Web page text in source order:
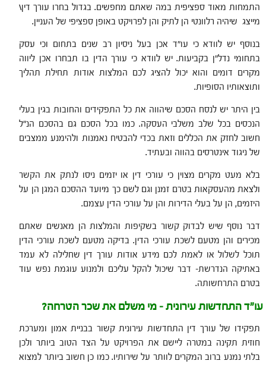
התמחות מאוד ספציפית במה שאתם מחפשים. בגדול בחרו עורך דין\
מייצג שיהיה רלוונטי הן לתיק והן לפרויקט באופן ספציפי של העניין.
בנוסף יש לוודא כי עו"ד אכן בעל ניסיון רב שנים בתחום וכי עסק
בתחומי נדל"ן בקביעות. יש לוודא כי עורך הדין בו תבחרו אכן ליווה
מקרים דומים והוא יכול להציג לכם המלצות אודות תחילת תהליך
ותוצאותיו הסופיות.
בין היתר יש לנסח הסכם שיהווה את כל התפקידים והחובות בגין בעלי
הנכסים בכל שלב משלבי העסקה. כמו בכל הסכם גם בהסכם הנ"ל
חשוב לחזק את הכללים וזאת בכדי להבטיח נאמנות ולהימנע ממצבים
של ניגוד אינטרסים בהווה ובעתיד.
בלא מעט מקרים מצוין כי עורכי דין או יזמים ניסו לנתק את הקשר
ולצאת מהעסקאות בטרם זמנן וגם לשם כך מיועד ההסכם המגן הן על
היזמים, הן על בעלי הדירות והן על עורכי הדין עצמם.
דבר נוסף שיש לבדוק קשור בשקיפות והמלצות הן מאנשים שאתם
מכירים והן מטעם לשכת עורכי הדין. בדיקה מטעם לשכת עורכי הדין
תוכל לשלול או לאמת לכם מידע אודות עורך דין שחלילה לא עמד
באתיקה הנדרשת- דבר שיכול להקל עליכם ולמנוע עוגמת נפש עוד
בטרם התרחשותה.
עו"ד התחדשות עירונית – מי משלם את שכר הטרחה?
תפקידו של עורך דין התחדשות עירונית קשור בבניית אמון ומערכת
חוזית תקינה במטרה ליישם את הפרויקט על הצד הטוב ביותר ולכן
בלתי נמנע ברוב המקרים לוותר על שירותיו. כמו כן חשוב ביותר למצוא